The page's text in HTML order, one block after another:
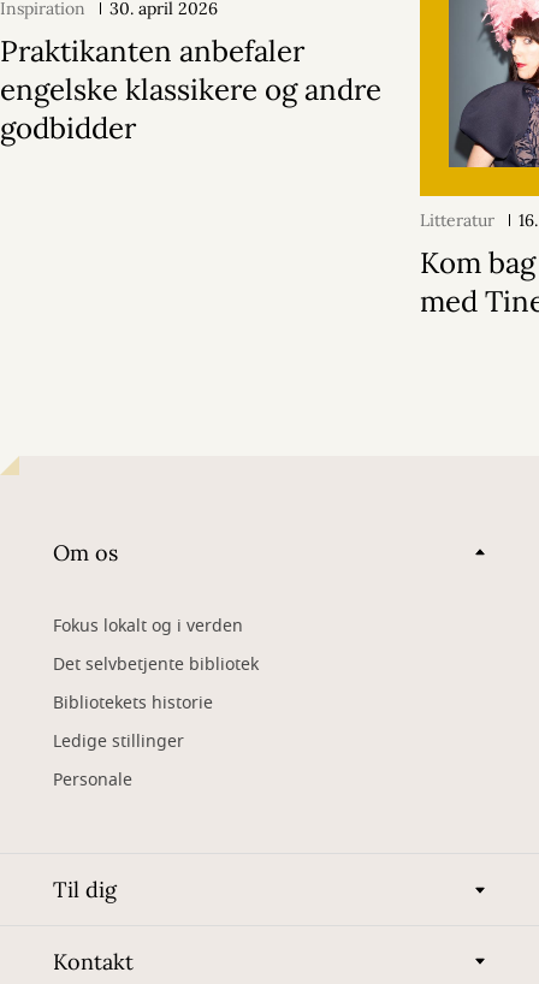
Inspiration 30. april 2026
Praktikanten anbefaler
engelske klassikere og andre
godbidder
Litteratur
Kom
med
Om os
Fokus lokalt og i verden
Det selvbetjente bibliotek
Bibliotekets historie
Ledige stillinger
Personale
Til dig
Kontakt